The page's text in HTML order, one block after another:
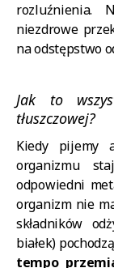
rozluźnienia.
niezdrowe
na odstępstwo
Jak to
tłuszczowej?
Kiedy pijemy
organizmu
odpowiedni
organizm nie
składników
białek)
tempo